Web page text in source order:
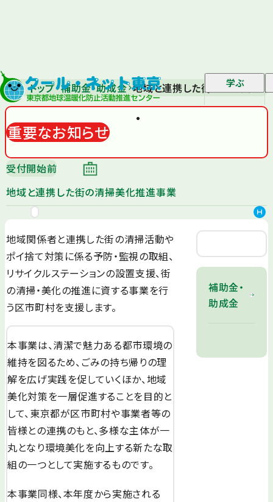
学ぶ
トップ 補助金・助成金 地域と連携した街の清掃美化
重要なお知らせ
受付開始前
地域と連携した街の清掃美化推進事業
補助金・
助成金
地域関係者と連携した街の清掃活動や
ポイ捨て対策に係る予防・監視の取組、
リサイクルステーションの設置支援、街
の清掃・美化の推進に資する事業を行
う区市町村を支援します。
本事業は、清潔で魅力ある都市環境の
維持を図るため、ごみの持ち帰りの理
解を広げ実践を促していくほか、地域
美化対策を一層促進することを目的と
して、東京都が区市町村や事業者等の
皆様との連携のもと、多様な主体が一
丸となり環境美化を向上する新たな取
組の一つとして実施するものです。
本事業同様、本年度から実施される